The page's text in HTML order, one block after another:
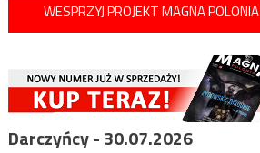
WESPRZYJ PROJEKT MAGNA POLONIA
Darczyńcy - 30.07.2026